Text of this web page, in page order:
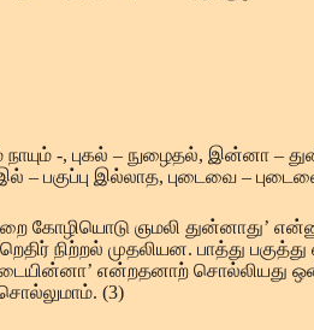
நாயும் -, புகல் – நுழைதல்,
– பகுப்பு இல்லாத, புடைவை –
கோழியொடு ஞமலி துன்னாது’
நிற்றல் முதலியன. பாத்து
என்றதனாற் சொல்லியது
(3)